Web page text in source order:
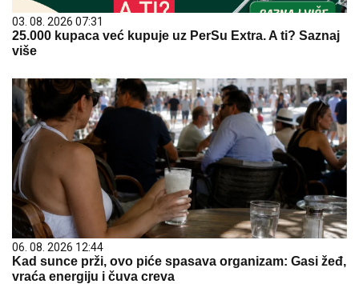
03. 08. 2026 07:31
25.000 kupaca već kupuje uz PerSu Extra. A ti? Saznaj
više
06. 08. 2026 12:44
Kad sunce prži, ovo piće spasava organizam: Gasi žeđ,
vraća energiju i čuva creva